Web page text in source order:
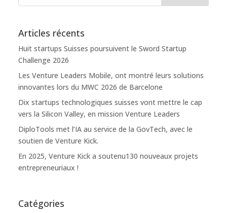
Articles récents
Huit startups Suisses poursuivent le Sword Startup
Challenge 2026
Les Venture Leaders Mobile, ont montré leurs solutions
innovantes lors du MWC 2026 de Barcelone
Dix startups technologiques suisses vont mettre le cap
vers la Silicon Valley, en mission Venture Leaders
DiploTools met l’IA au service de la GovTech, avec le
soutien de Venture Kick.
En 2025, Venture Kick a soutenu130 nouveaux projets
entrepreneuriaux !
Catégories